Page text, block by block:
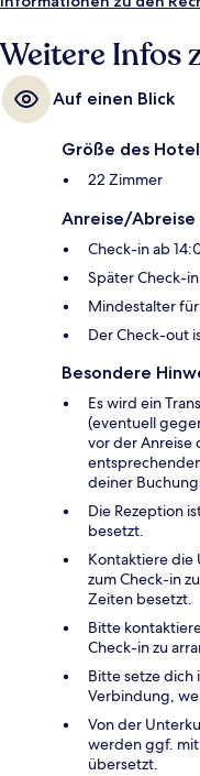
Weitere Infos
Auf einen Blick
Größe des
22 Zimmer
Anreise/Abreise
Check-in ab
Später Check-
Mindestalter
Der Check-out
Besondere
Es wird ein
(eventuell
vor der Anreise
deiner
Die Rezeption
besetzt.
Kontaktiere die
zum Check-in
Zeiten besetzt.
Bitte
Check-in zu
Bitte setze dich
Verbindung,
Von der
werden ggf.
übersetzt.